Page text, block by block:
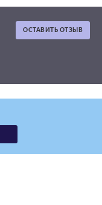
ОСТАВИТЬ ОТЗЫВ